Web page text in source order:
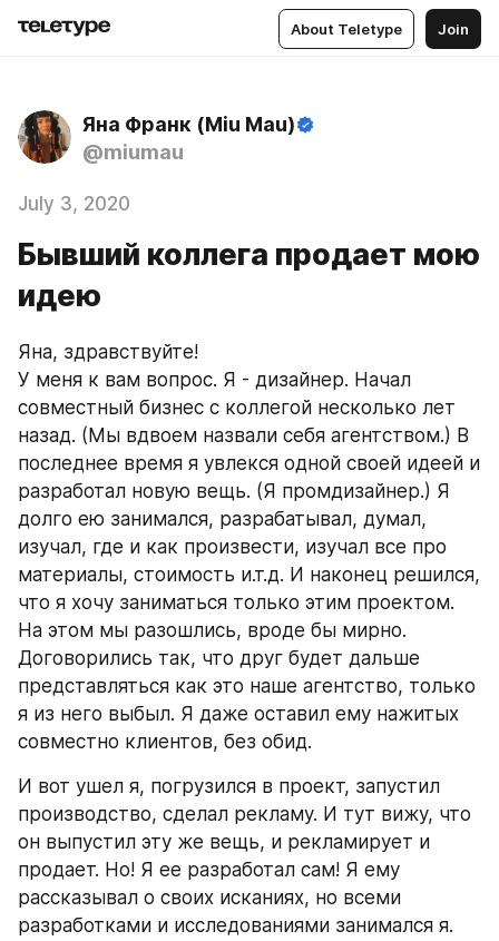
About Teletype Join
Яна Франк (Miu Mau)
@miumau
July 3, 2020
Бывший коллега продает мою
идею
Яна, здравствуйте!
У меня к вам вопрос. Я - дизайнер. Начал
совместный бизнес с коллегой несколько лет
назад. (Мы вдвоем назвали себя агентством.) В
последнее время я увлекся одной своей идеей и
разработал новую вещь. (Я промдизайнер.) Я
долго ею занимался, разрабатывал, думал,
изучал, где и как произвести, изучал все про
материалы, стоимость и.т.д. И наконец решился,
что я хочу заниматься только этим проектом.
На этом мы разошлись, вроде бы мирно.
Договорились так, что друг будет дальше
представляться как это наше агентство, только
я из него выбыл. Я даже оставил ему нажитых
совместно клиентов, без обид.
И вот ушел я, погрузился в проект, запустил
производство, сделал рекламу. И тут вижу, что
он выпустил эту же вещь, и рекламирует и
продает. Но! Я ее разработал сам! Я ему
рассказывал о своих исканиях, но всеми
разработками и исследованиями занимался я.